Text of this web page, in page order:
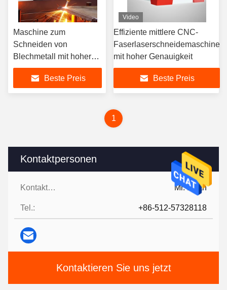
Kontaktpersonen
Kontaktpersonen: Mr. Ruan
Tel.: +86-512-57328118
Kontaktieren Sie uns jetzt
Maschine zum
Schneiden von
Blechmetall mit hoher
Präzision
Beste Preis
Video
Effiziente mittlere CNC-
Faserlaserschneidemaschine
mit hoher Genauigkeit
Beste Preis
1